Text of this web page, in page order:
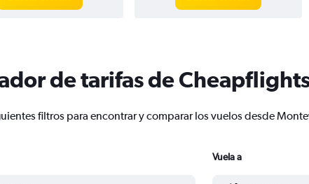
de tarifas de
filtros para encontrar y comparar los vuelos desde
Vuela a